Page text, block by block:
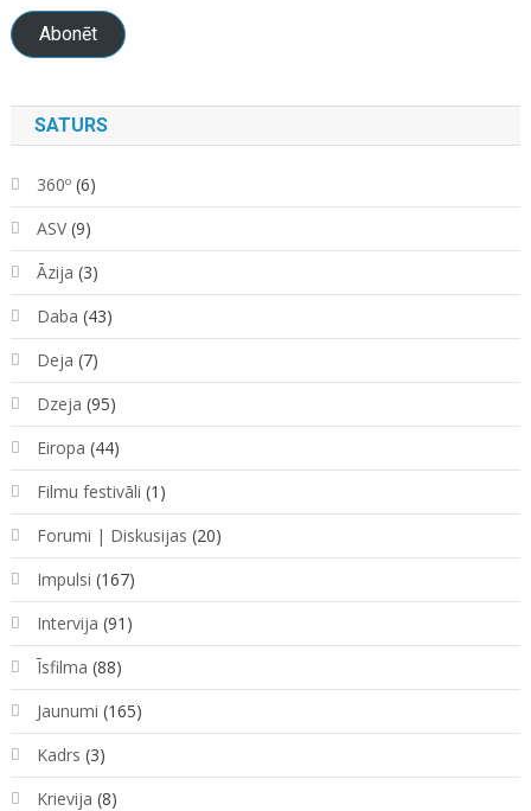
adrese
Abonēt
SATURS
360º(6)
ASV(9)
Āzija (3)
Daba (43)
Deja (7)
Dzeja (95)
Eiropa (44)
Filmu festivāli (1)
Forumi | Diskusijas (20)
Impulsi (167)
Intervija (91)
Īsfilma (88)
Jaunumi (165)
Kadrs (3)
Krievija (8)